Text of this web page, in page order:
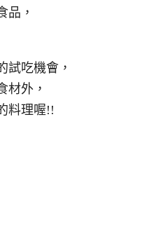
品，
試吃機會，
材外，
料理喔!!